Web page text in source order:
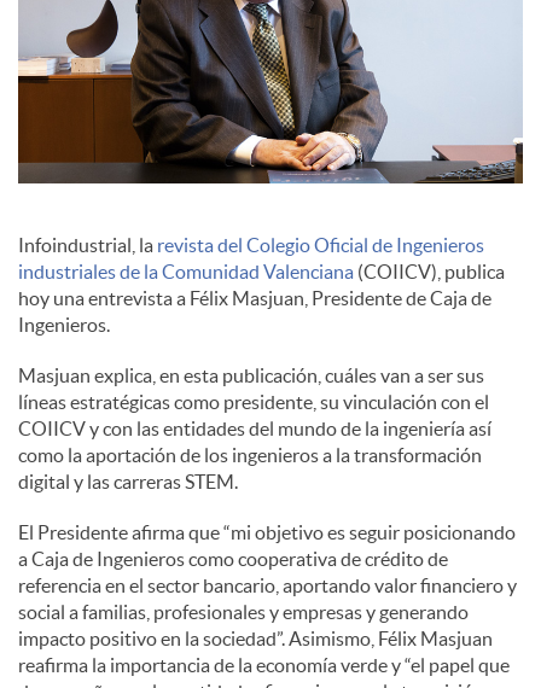
e
n
t
e
n
i
d
Infoindustrial, la revista del Colegio Oficial de Ingenieros
industriales de la Comunidad Valenciana (COIICV), publica
hoy una entrevista a Félix Masjuan, Presidente de Caja de
Ingenieros.
Masjuan explica, en esta publicación, cuáles van a ser sus
líneas estratégicas como presidente, su vinculación con el
COIICV y con las entidades del mundo de la ingeniería así
como la aportación de los ingenieros a la transformación
digital y las carreras STEM.
El Presidente afirma que “mi objetivo es seguir posicionando
a Caja de Ingenieros como cooperativa de crédito de
referencia en el sector bancario, aportando valor financiero y
social a familias, profesionales y empresas y generando
impacto positivo en la sociedad”. Asimismo, Félix Masjuan
reafirma la importancia de la economía verde y “el papel que